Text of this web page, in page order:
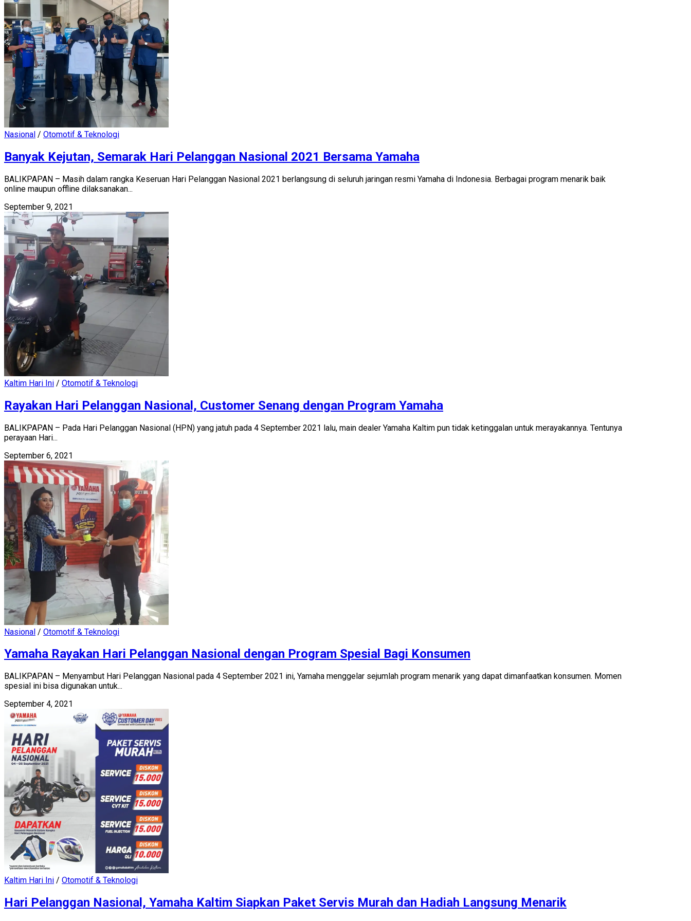
Nasional / Otomotif & Teknologi
Banyak Kejutan, Semarak Hari Pelanggan Nasional 2021 Bersama Yamaha
BALIKPAPAN – Masih dalam rangka Keseruan Hari Pelanggan Nasional 2021 berlangsung di seluruh jaringan resmi Yamaha di Indonesia. Berbagai program menarik baik
online maupun offline dilaksanakan...
September 9, 2021
Kaltim Hari Ini / Otomotif & Teknologi
Rayakan Hari Pelanggan Nasional, Customer Senang dengan Program Yamaha
BALIKPAPAN – Pada Hari Pelanggan Nasional (HPN) yang jatuh pada 4 September 2021 lalu, main dealer Yamaha Kaltim pun tidak ketinggalan untuk merayakannya. Tentunya
perayaan Hari...
September 6, 2021
Nasional / Otomotif & Teknologi
Yamaha Rayakan Hari Pelanggan Nasional dengan Program Spesial Bagi Konsumen
BALIKPAPAN – Menyambut Hari Pelanggan Nasional pada 4 September 2021 ini, Yamaha menggelar sejumlah program menarik yang dapat dimanfaatkan konsumen. Momen
spesial ini bisa digunakan untuk...
September 4, 2021
Kaltim Hari Ini / Otomotif & Teknologi
Hari Pelanggan Nasional, Yamaha Kaltim Siapkan Paket Servis Murah dan Hadiah Langsung Menarik